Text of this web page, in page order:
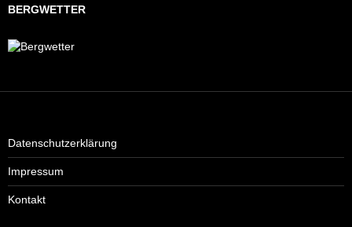
BERGWETTER
Datenschutzerklärung
Impressum
Kontakt